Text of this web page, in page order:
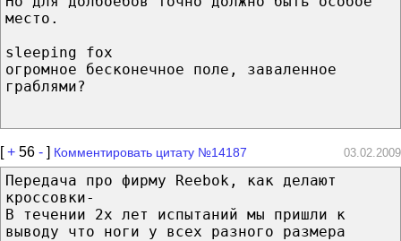
место.
sleeping fox
огромное бесконечное поле, заваленное
граблями?
[+ 56 - ] Комментировать цитату №14187 03.02.2009
Передача про фирму Reebok, как делают
кроссовки-
В течении 2х лет испытаний мы пришли к
выводу что ноги у всех разного размера